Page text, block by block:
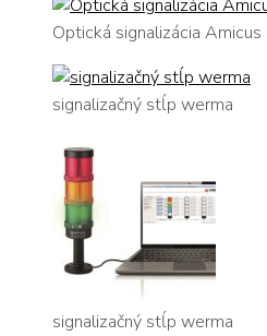
Optická signalizácia Amicus
signalizačný stĺp werma
signalizačný stĺp werma